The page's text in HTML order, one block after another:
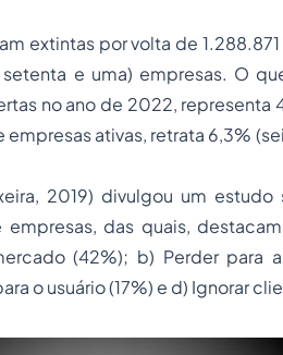
extintas por volta de
e uma) empresas. O
no ano de 2022, representa
ativas, retrata 6,3%
2019) divulgou um
das quais,
(42%); b) Perder para
o usuário (17%) e d) Ignorar